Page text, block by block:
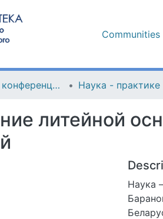
Материалы конференций и семинаров Наука - практике
литейной
Наука